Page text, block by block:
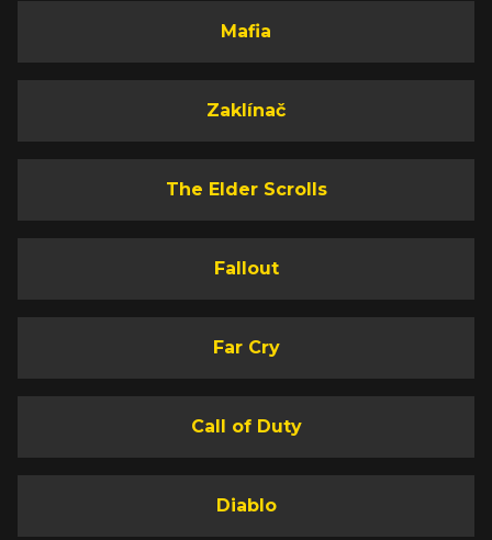
Mafia
Zaklínač
The Elder Scrolls
Fallout
Far Cry
Call of Duty
Diablo